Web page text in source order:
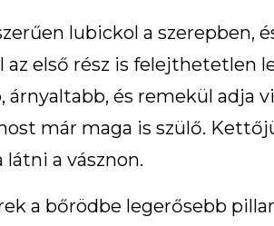
lubickol a szerepben,
az első rész is felejthetetlen
és remekül adja
már maga is szülő.
a vásznon.
a bőrödbe legerősebb